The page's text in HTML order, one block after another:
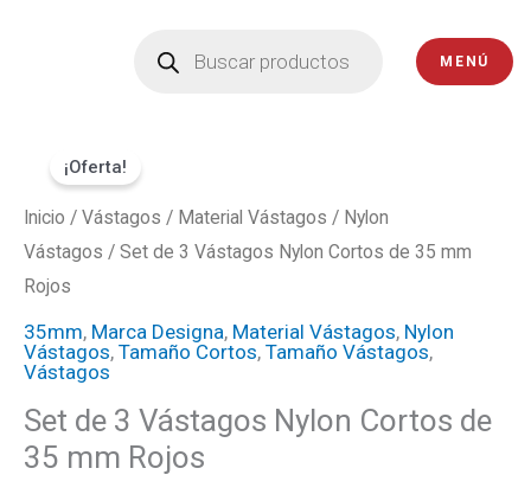
productos
MENÚ
¡Oferta!
Inicio / Vástagos / Material Vástagos / Nylon
Vástagos / Set de 3 Vástagos Nylon Cortos de 35 mm
Rojos
35mm, Marca Designa, Material Vástagos, Nylon
Vástagos, Tamaño Cortos, Tamaño Vástagos,
Vástagos
Set de 3 Vástagos Nylon Cortos de
35 mm Rojos
precio
original
era:
₡800.
precio
actual
es:
₡720.
3
Vástagos
Nylon
Cortos
de
mm
Rojos